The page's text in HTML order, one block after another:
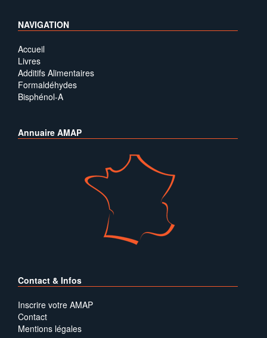
NAVIGATION
Accueil
Livres
Additifs Alimentaires
Formaldéhydes
Bisphénol-A
Annuaire AMAP
Contact & Infos
Inscrire votre AMAP
Contact
Mentions légales